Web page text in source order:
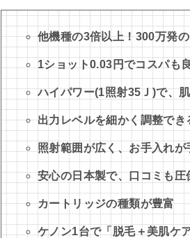
他機種の3倍以上！300万発
1ショット0.03円でコスパも
ハイパワー(1照射35Ｊ)で、
出力レベルを細かく調整でき
照射範囲が広く、お手入れが
安心の日本製で、口コミも圧
カートリッジの種類が豊富
ケノン1台で「脱毛＋美肌ケ